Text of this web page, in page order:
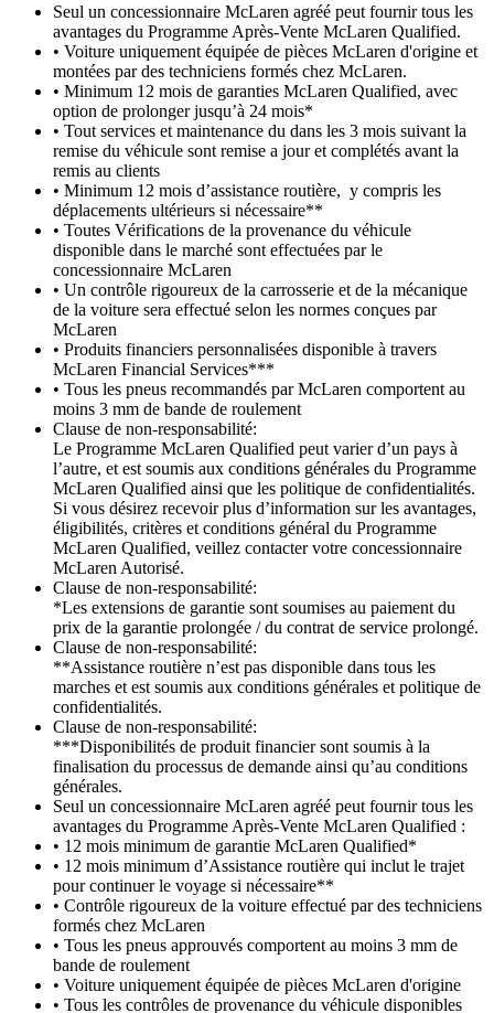
Seul un concessionnaire McLaren agréé peut fournir tous les
avantages du Programme Après-Vente McLaren Qualified.
• Voiture uniquement équipée de pièces McLaren d'origine et
montées par des techniciens formés chez McLaren.
• Minimum 12 mois de garanties McLaren Qualified, avec
option de prolonger jusqu’à 24 mois*
• Tout services et maintenance du dans les 3 mois suivant la
remise du véhicule sont remise a jour et complétés avant la
remis au clients
• Minimum 12 mois d’assistance routière, y compris les
déplacements ultérieurs si nécessaire**
• Toutes Vérifications de la provenance du véhicule
disponible dans le marché sont effectuées par le
concessionnaire McLaren
• Un contrôle rigoureux de la carrosserie et de la mécanique
de la voiture sera effectué selon les normes conçues par
McLaren
• Produits financiers personnalisées disponible à travers
McLaren Financial Services***
• Tous les pneus recommandés par McLaren comportent au
moins 3 mm de bande de roulement
Clause de non-responsabilité:
Le Programme McLaren Qualified peut varier d’un pays à
l’autre, et est soumis aux conditions générales du Programme
McLaren Qualified ainsi que les politique de confidentialités.
Si vous désirez recevoir plus d’information sur les avantages,
éligibilités, critères et conditions général du Programme
McLaren Qualified, veillez contacter votre concessionnaire
McLaren Autorisé.
Clause de non-responsabilité:
*Les extensions de garantie sont soumises au paiement du
prix de la garantie prolongée / du contrat de service prolongé.
Clause de non-responsabilité:
**Assistance routière n’est pas disponible dans tous les
marches et est soumis aux conditions générales et politique de
confidentialités.
Clause de non-responsabilité:
***Disponibilités de produit financier sont soumis à la
finalisation du processus de demande ainsi qu’au conditions
générales.
Seul un concessionnaire McLaren agréé peut fournir tous les
avantages du Programme Après-Vente McLaren Qualified :
• 12 mois minimum de garantie McLaren Qualified*
• 12 mois minimum d’Assistance routière qui inclut le trajet
pour continuer le voyage si nécessaire**
• Contrôle rigoureux de la voiture effectué par des techniciens
formés chez McLaren
• Tous les pneus approuvés comportent au moins 3 mm de
bande de roulement
• Voiture uniquement équipée de pièces McLaren d'origine
• Tous les contrôles de provenance du véhicule disponibles